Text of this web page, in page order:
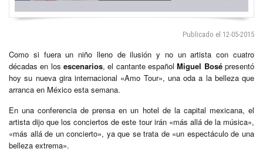
Publicado el 12-05-2015
Como si fuera un niño lleno de ilusión y no un artista con cuatro
décadas en los escenarios, el cantante españolMiguel Bosépresentó
hoy su nueva gira internacional «Amo Tour», una oda a la belleza que
arranca en México esta semana.
En una conferencia de prensa en un hotel de la capital mexicana, el
artista dijo que los conciertos de este tour irán «más allá de la música»,
«más allá de un concierto», ya que se trata de «un espectáculo de una
belleza extrema».